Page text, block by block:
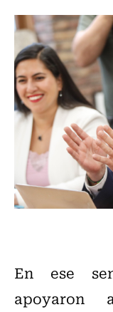
En ese
apoyaron